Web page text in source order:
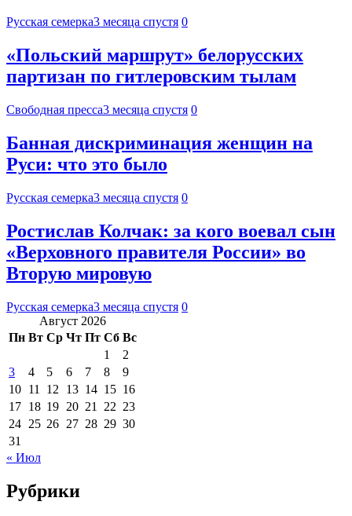
Русская семерка3 месяца спустя 0
«Польский маршрут» белорусских
партизан по гитлеровским тылам
Свободная пресса3 месяца спустя 0
Банная дискриминация женщин на
Руси: что это было
Русская семерка3 месяца спустя 0
Ростислав Колчак: за кого воевал сын
«Верховного правителя России» во
Вторую мировую
Русская семерка3 месяца спустя 0
Август 2026
Пн Вт Ср Чт Пт Сб Вс
1
2
3
4 5 6 7 8
9
10 11 12 13 14 15 16
17 18 19 20 21 22 23
24 25 26 27 28 29 30
31
« Июл
Рубрики